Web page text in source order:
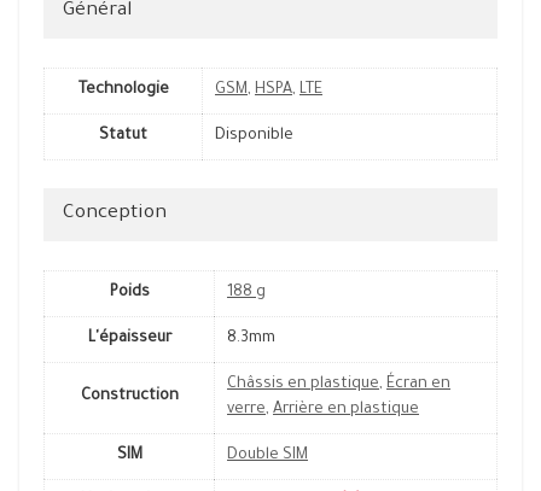
Général
Technologie GSM, HSPA, LTE
Statut Disponible
Conception
Poids 188 g
L'épaisseur 8.3mm
Construction
Châssis en plastique, Écran en
verre, Arrière en plastique
SIM Double SIM